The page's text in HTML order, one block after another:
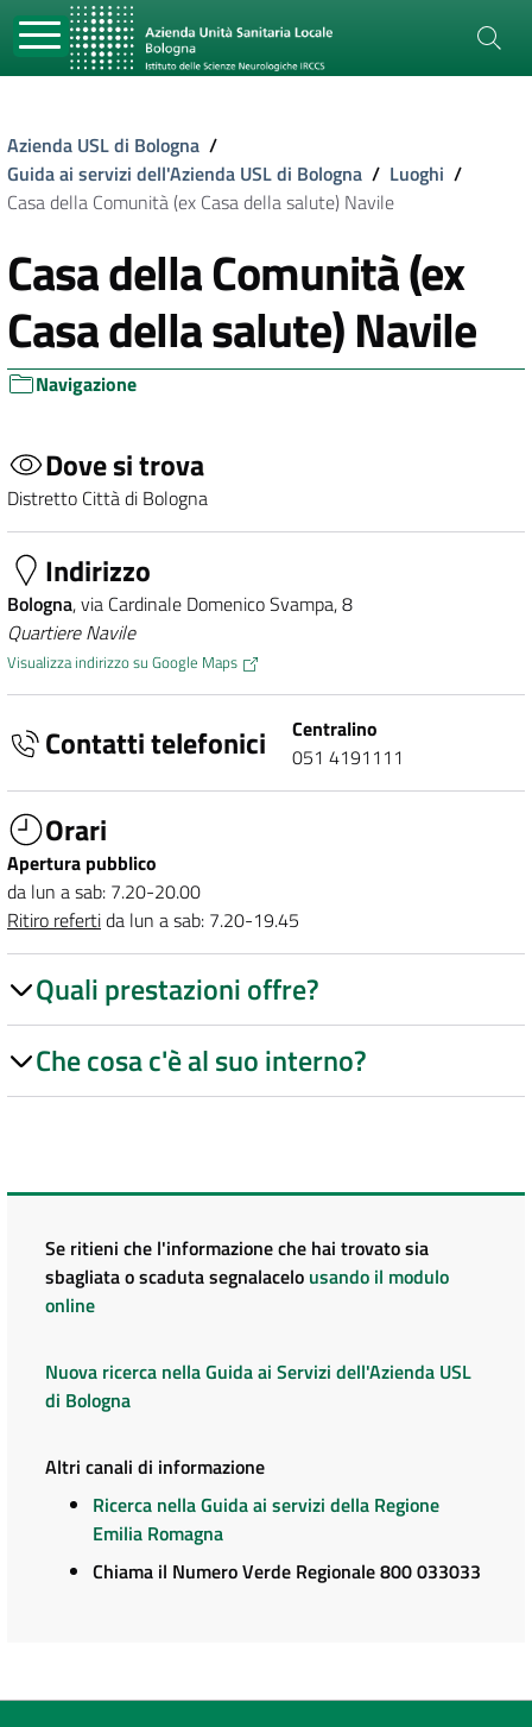
Azienda USL di Bologna /
Guida ai servizi dell'Azienda USL di Bologna / Luoghi /
Casa della Comunità (ex Casa della salute) Navile
Casa della Comunità (ex
Casa della salute) Navile
Navigazione
Dove si trova
Distretto Città di Bologna
Indirizzo
Bologna, via Cardinale Domenico Svampa, 8
Quartiere Navile
Visualizza indirizzo su Google Maps
Contatti telefonici
Centralino
051 4191111
Orari
Apertura pubblico
da lun a sab: 7.20-20.00
Ritiro refertida lun a sab: 7.20-19.45
Quali prestazioni offre?
Che cosa c'è al suo interno?
Se ritieni che l'informazione che hai trovato sia
sbagliata o scaduta segnalacelo usando il modulo
online
Nuova ricerca nella Guida ai Servizi dell'Azienda USL
di Bologna
Altri canali di informazione
Ricerca nella Guida ai servizi della Regione
Emilia Romagna
Chiama il Numero Verde Regionale 800 033033